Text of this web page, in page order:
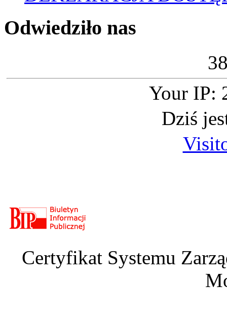
Odwiedziło nas
3
Your IP:
Dziś
Certyfikat Systemu